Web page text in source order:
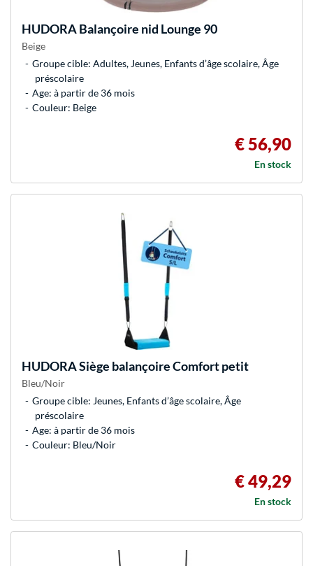
HUDORABalançoire nid Lounge 90
Beige
Groupe cible: Adultes, Jeunes, Enfants d’âge scolaire, Âge
préscolaire
Age: à partir de 36 mois
Couleur: Beige
€ 56,90
En stock
HUDORASiège balançoire Comfort petit
Bleu/Noir
Groupe cible: Jeunes, Enfants d’âge scolaire, Âge
préscolaire
Age: à partir de 36 mois
Couleur: Bleu/Noir
€ 49,29
En stock